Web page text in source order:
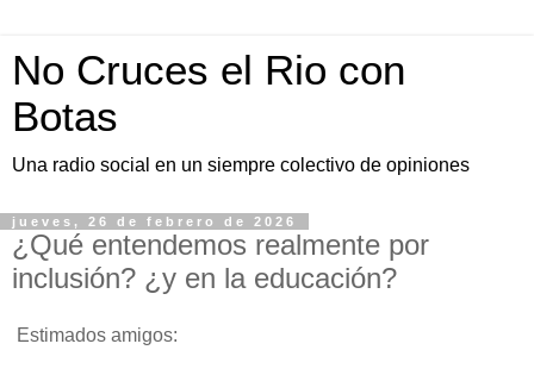
No Cruces el Rio con
Botas
Una radio social en un siempre colectivo de opiniones
jueves, 26 de febrero de 2026
¿Qué entendemos realmente por
inclusión? ¿y en la educación?
Estimados amigos: